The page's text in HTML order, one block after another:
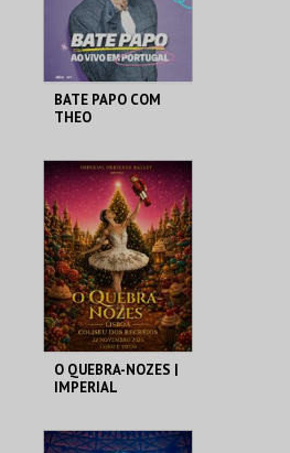
COMPRAR
BATE PAPO COM
THEO
COLISEU DE LISBOA
MAIS INFO
COMPRAR
O QUEBRA-NOZES |
IMPERIAL
COLISEU DE LISBOA